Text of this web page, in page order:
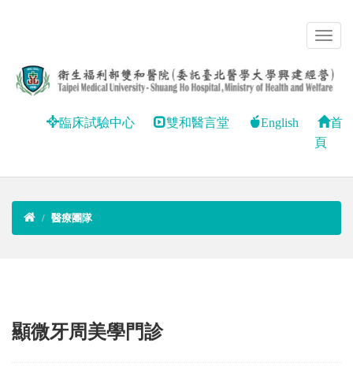
臨床試驗中心 雙和醫言堂 English
首
頁
醫療團隊
顯微牙周美學門診